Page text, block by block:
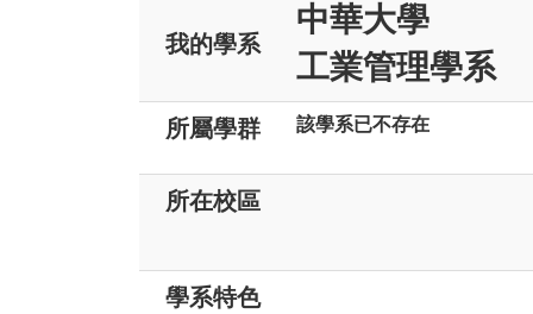
我的學系
中華大學
工業管理學系
所屬學群 該學系已不存在
所在校區
學系特色